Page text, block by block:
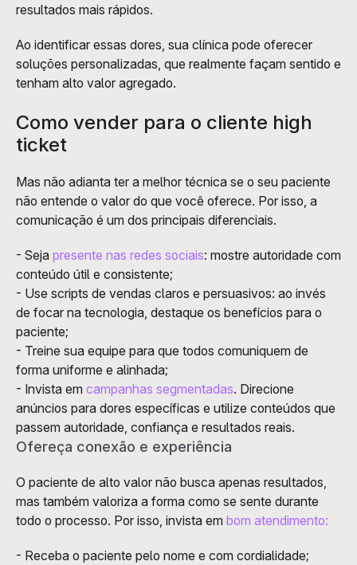
resultados mais rápidos.
Ao identificar essas dores, sua clínica pode oferecer
soluções personalizadas, que realmente façam sentido e
tenham alto valor agregado.
Como vender para o cliente high
ticket
Mas não adianta ter a melhor técnica se o seu paciente
não entende o valor do que você oferece. Por isso, a
comunicação é um dos principais diferenciais.
- Seja presente nas redes sociais: mostre autoridade com
conteúdo útil e consistente;
- Use scripts de vendas claros e persuasivos: ao invés
de focar na tecnologia, destaque os benefícios para o
paciente;
- Treine sua equipe para que todos comuniquem de
forma uniforme e alinhada;
- Invista em campanhas segmentadas. Direcione
anúncios para dores específicas e utilize conteúdos que
passem autoridade, confiança e resultados reais.
Ofereça conexão e experiência
O paciente de alto valor não busca apenas resultados,
mas também valoriza a forma como se sente durante
todo o processo. Por isso, invista em bom atendimento:
- Receba o paciente pelo nome e com cordialidade;